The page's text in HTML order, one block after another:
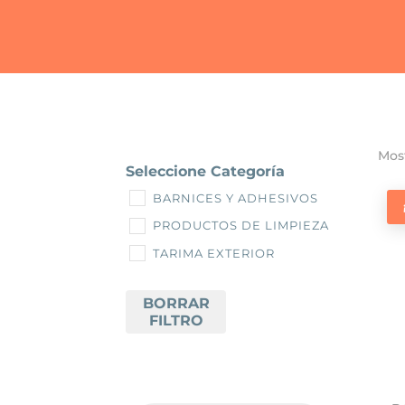
Seleccione Categoría
BARNICES Y ADHESIVOS
PRODUCTOS DE LIMPIEZA
TARIMA EXTERIOR
BORRAR
FILTRO